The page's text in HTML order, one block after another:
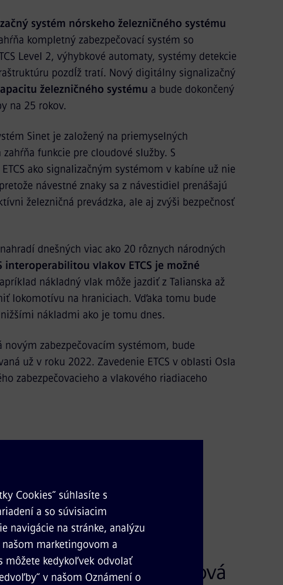
systém nórskeho železničného systému
kompletný zabezpečovací systém so
Level 2, výhybkové automaty, systémy detekcie
pozdĺž tratí. Nový digitálny signalizačný
železničného systému a bude dokončený
na 25 rokov.
Sinet je založený na priemyselných
funkcie pre cloudové služby. S
ako signalizačným systémom v kabíne už nie
návestné znaky sa z návestidiel prenášajú
železničná prevádzka, ale aj zvýši bezpečnosť
dnešných viac ako 20 rôznych národných
interoperabilitou vlakov ETCS je možné
nákladný vlak môže jazdiť z Talianska až
lokomotívu na hraniciach. Vďaka tomu bude
nákladmi ako je tomu dnes.
zabezpečovacím systémom, bude
už v roku 2022. Zavedenie ETCS v oblasti Osla
zabezpečovacieho a vlakového riadiaceho
rozsiahlych
o najväčší
Pôvodná reléová